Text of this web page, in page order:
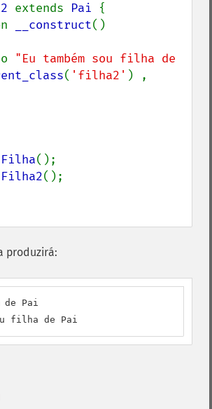
extends Pai {
__construct()
"Eu também sou filha de
( 'filha2'
Filha
Filha2();
produzirá:
Pai
filha de Pai